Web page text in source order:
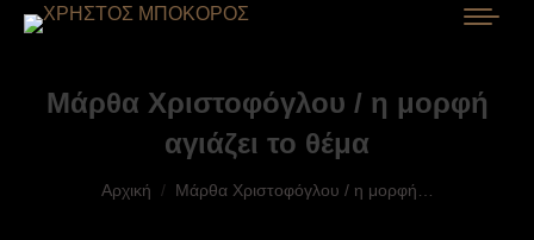
Mάρθα Xριστοφόγλου / η μορφή
αγιάζει το θέμα
You are here:
Αρχική Mάρθα Xριστοφόγλου / η μορφή…